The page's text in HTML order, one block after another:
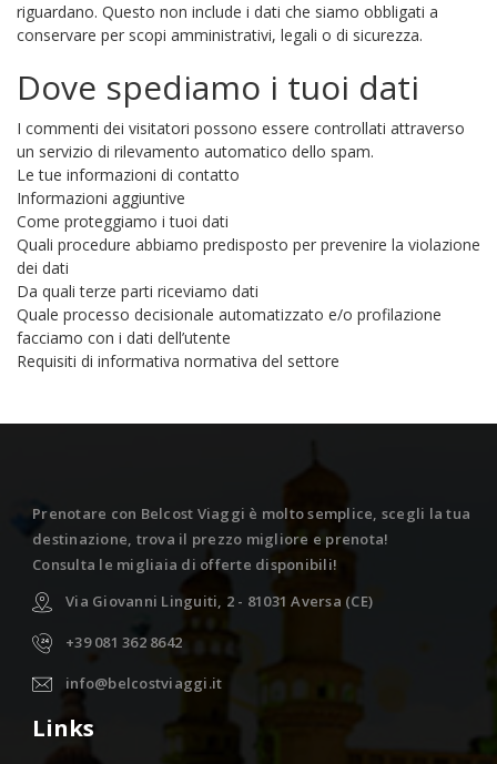
riguardano. Questo non include i dati che siamo obbligati a
conservare per scopi amministrativi, legali o di sicurezza.
Dove spediamo i tuoi dati
I commenti dei visitatori possono essere controllati attraverso
un servizio di rilevamento automatico dello spam.
Le tue informazioni di contatto
Informazioni aggiuntive
Come proteggiamo i tuoi dati
Quali procedure abbiamo predisposto per prevenire la violazione
dei dati
Da quali terze parti riceviamo dati
Quale processo decisionale automatizzato e/o profilazione
facciamo con i dati dell’utente
Requisiti di informativa normativa del settore
Prenotare con Belcost Viaggi è molto semplice, scegli la tua
destinazione, trova il prezzo migliore e prenota!
Consulta le migliaia di offerte disponibili!
Via Giovanni Linguiti, 2 - 81031 Aversa (CE)
+39 081 362 8642
info@belcostviaggi.it
Links